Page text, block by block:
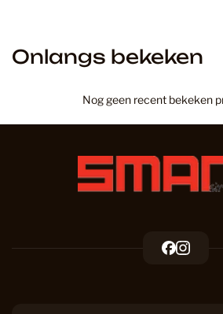
Onlangs bekeken
Nog geen recent bekeken
F I